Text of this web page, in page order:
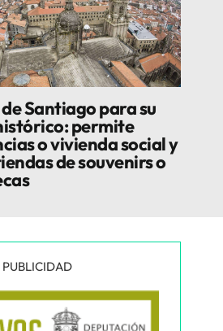
Santiago para su
permite
o vivienda social y
de souvenirs o
PUBLICIDAD